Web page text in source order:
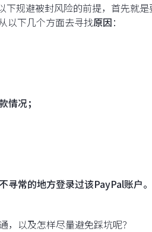
规避被封风险的前提，首先就
以下几个方面去寻找原因：
情况；
常的地方登录过该PayPal账户。
以及怎样尽量避免踩坑呢？